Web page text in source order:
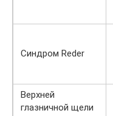
Синдром Reder
Верхней
глазничной щели